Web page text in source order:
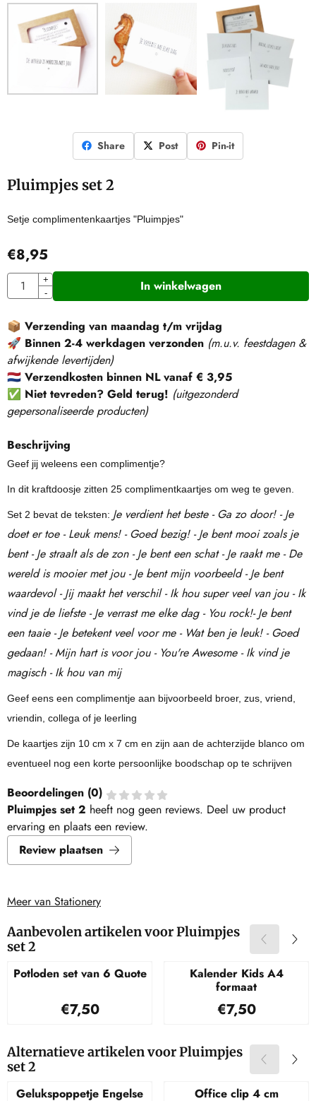
Share Post Pin-it
Pluimpjes set 2
Setje complimentenkaartjes "Pluimpjes"
€8,95
Aantal
+
-
In winkelwagen
📦 Verzending van maandag t/m vrijdag
🚀 Binnen 2-4 werkdagen verzonden (m.u.v. feestdagen &
afwijkende levertijden)
🇳🇱 Verzendkosten binnen NL vanaf € 3,95
✅ Niet tevreden? Geld terug! (uitgezonderd
gepersonaliseerde producten)
Beschrijving
Geef jij weleens een complimentje?
In dit kraftdoosje zitten 25 complimentkaartjes om weg te geven.
Set 2 bevat de teksten: Je verdient het beste - Ga zo door! - Je
doet er toe - Leuk mens! - Goed bezig! - Je bent mooi zoals je
bent - Je straalt als de zon - Je bent een schat - Je raakt me - De
wereld is mooier met jou - Je bent mijn voorbeeld - Je bent
waardevol - Jij maakt het verschil - Ik hou super veel van jou - Ik
vind je de liefste - Je verrast me elke dag - You rock!- Je bent
een taaie - Je betekent veel voor me - Wat ben je leuk! - Goed
gedaan! - Mijn hart is voor jou - You're Awesome - Ik vind je
magisch - Ik hou van mij
Geef eens een complimentje aan bijvoorbeeld broer, zus, vriend,
vriendin, collega of je leerling
De kaartjes zijn 10 cm x 7 cm en zijn aan de achterzijde blanco om
eventueel nog een korte persoonlijke boodschap op te schrijven
Beoordelingen (0)
Pluimpjes set 2 heeft nog geen reviews. Deel uw product
ervaring en plaats een review.
Review plaatsen
Meer van Stationery
Aanbevolen artikelen voorPluimpjes
set 2
Potloden set van 6 Quote
Prijs: 7,50
€7,50
Kalender Kids A4
formaat
Prijs: 7,50
€7,50
Alternatieve artikelen voorPluimpjes
set 2
Gelukspoppetje Engelse
Office clip 4 cm